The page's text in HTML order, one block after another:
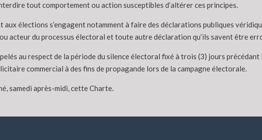
tout comportement ou action susceptibles d’altérer ces principes.
élections s’engagent notamment à faire des déclarations publiques
acteur du processus électoral et toute autre déclaration qu’ils savent être
au respect de la période du silence électoral fixé à trois (3) jours
commercial à des fins de propagande lors de la campagne électorale.
samedi après-midi, cette Charte.